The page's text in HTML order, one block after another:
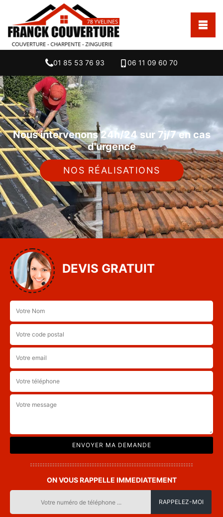
01 85 53 76 93 06 11 09 60 70
Nous intervenons 24h/24 sur 7j/7 en cas
d'urgence
NOS RÉALISATIONS
DEVIS GRATUIT
ON VOUS RAPPELLE IMMEDIATEMENT